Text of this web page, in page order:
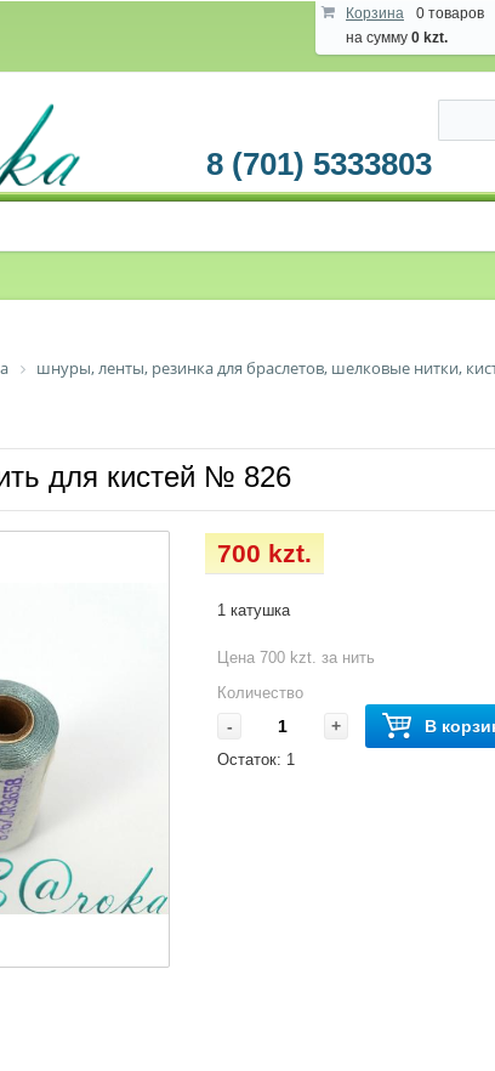
Корзина
0 товаров
на сумму 0 kzt.
8 (701) 5333803
шнуры, ленты, резинка для браслетов, шелковые нитки,
для кистей № 826
700 kzt.
1 катушка
Цена 700 kzt. за нить
Количество
- + В
Остаток: 1